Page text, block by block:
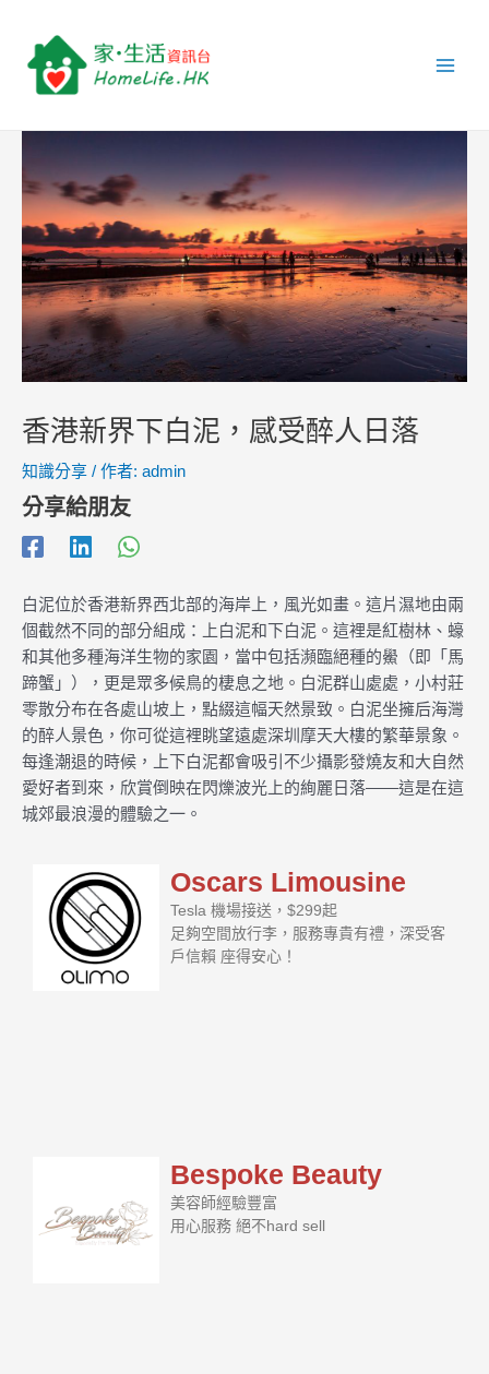
香港新界下白泥，感受醉人日落
知識分享 / 作者: admin
分享給朋友
白泥位於香港新界西北部的海岸上，風光如畫。這片濕地由兩
個截然不同的部分組成：上白泥和下白泥。這裡是紅樹林、蠔
和其他多種海洋生物的家園，當中包括瀕臨絕種的鱟（即「馬
蹄蟹」），更是眾多候鳥的棲息之地。白泥群山處處，小村莊
零散分布在各處山坡上，點綴這幅天然景致。白泥坐擁后海灣
的醉人景色，你可從這裡眺望遠處深圳摩天大樓的繁華景象。
每逢潮退的時候，上下白泥都會吸引不少攝影發燒友和大自然
愛好者到來，欣賞倒映在閃爍波光上的絢麗日落——這是在這
城郊最浪漫的體驗之一。
Oscars Limousine
Tesla 機場接送，$299起
足夠空間放行李，服務專貴有禮，深受客
戶信賴 座得安心！
Bespoke Beauty
美容師經驗豐富
用心服務 絕不hard sell
navigation